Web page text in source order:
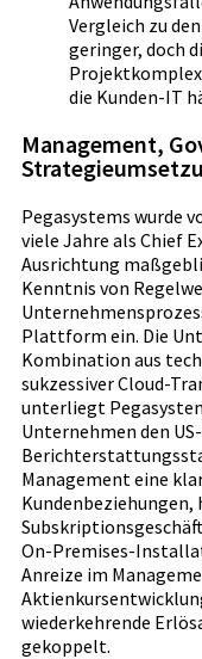
Vergleich zu
geringer, doch
die Kunden-IT
Management,
Pegasystems wurde
viele Jahre als Chief
Ausrichtung
Kenntnis von
Plattform ein. Die
Kombination aus
sukzessiver Cloud-
unterliegt
Unternehmen den
Management eine
Kundenbeziehungen,
On-Premises-
Anreize im
wiederkehrende
gekoppelt.